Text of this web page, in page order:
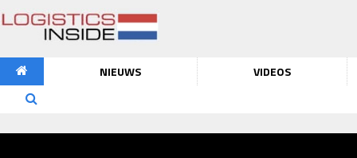
NIEUWS VIDEOS